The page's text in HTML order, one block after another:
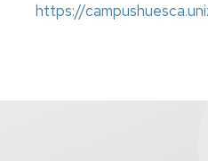
https://